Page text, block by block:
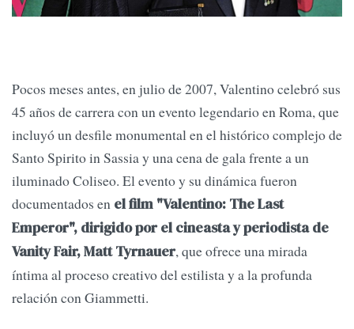
Pocos meses antes, en julio de 2007, Valentino celebró sus
45 años de carrera con un evento legendario en Roma, que
incluyó un desfile monumental en el histórico complejo de
Santo Spirito in Sassia y una cena de gala frente a un
iluminado Coliseo. El evento y su dinámica fueron
documentados en el film "Valentino: The Last
Emperor", dirigido por el cineasta y periodista de
Vanity Fair, Matt Tyrnauer, que ofrece una mirada
íntima al proceso creativo del estilista y a la profunda
relación con Giammetti.